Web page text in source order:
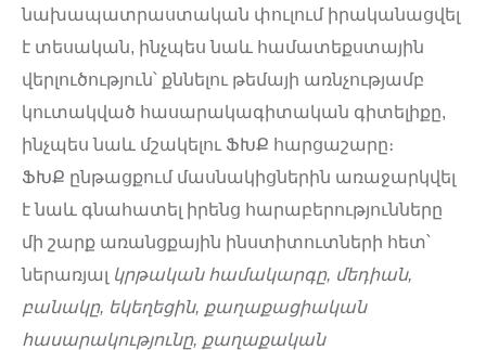
նախապատրաստական փուլում իրականացվել
է տեսական, ինչպես նաև համատեքստային
վերլուծություն՝ քննելու թեմայի առնչությամբ
կուտակված հասարակագիտական գիտելիքը,
ինչպես նաև մշակելու ՖԽՔ հարցաշարը։
ՖԽՔ ընթացքում մասնակիցներին առաջարկվել
է նաև գնահատել իրենց հարաբերությունները
մի շարք առանցքային ինստիտուտների հետ՝
ներառյալ կրթական համակարգը, մեդիան,
բանակը, եկեղեցին, քաղաքացիական
հասարակությունը, քաղաքական